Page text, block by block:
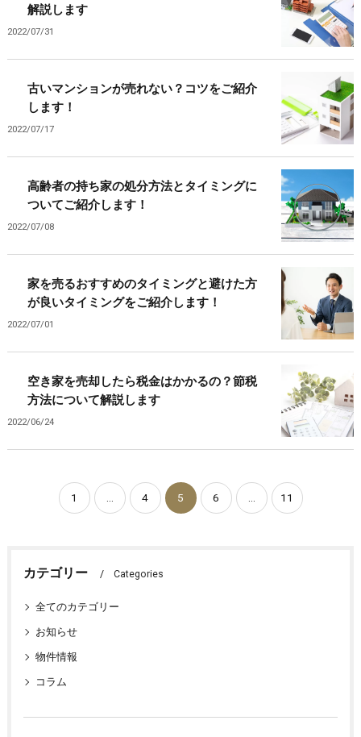
解説します
2022/07/31
古いマンションが売れない？コツをご紹介
します！
2022/07/17
高齢者の持ち家の処分方法とタイミングに
ついてご紹介します！
2022/07/08
家を売るおすすめのタイミングと避けた方
が良いタイミングをご紹介します！
2022/07/01
空き家を売却したら税金はかかるの？節税
方法について解説します
2022/06/24
1 4 5 6 11
カテゴリー Categories
全てのカテゴリー
お知らせ
物件情報
コラム